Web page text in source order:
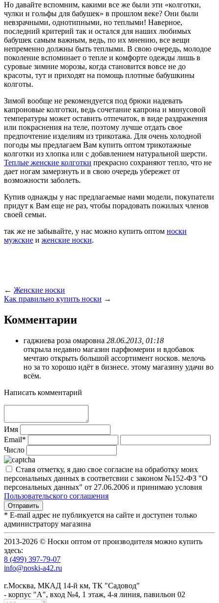
Но давайте вспомним, какими все же были эти «колготки,
чулки и гольфы для бабушек» в прошлом веке? Они были
невзрачными, однотипными, но теплыми! Наверное,
последний критерий так и остался для наших любимых
бабушек самым важным, ведь, по их мнению, все вещи
непременно должны быть теплыми. В свою очередь, молодое
поколение вспоминает о тепле и комфорте одежды лишь в
суровые зимние морозы, когда становится вовсе не до
красоты, тут и приходят на помощь плотные бабушкины
колготы.
Зимой вообще не рекомендуется под брюки надевать
капроновые колготки, ведь сочетание капрона и минусовой
температуры может оставить отпечаток, в виде раздражения
или покраснения на теле, поэтому лучше отдать свое
предпочтение изделиям из трикотажа. Для очень холодной
погоды мы предлагаем Вам купить оптом трикотажные
колготки из хлопка или с добавлением натуральной шерсти.
Теплые женские колготки прекрасно сохраняют тепло, что не
дает ногам замерзнуть и в свою очередь убережет от
возможности заболеть.
Купив однажды у нас предлагаемые нами модели, покупатели
придут к Вам еще не раз, чтобы порадовать пожилых членов
своей семьи.
так же не забывайте, у нас можно купить оптом носки
мужские и женские носки.
← Женские носки
Как правильно купить носки →
Комментарии
гаджиева роза омаровна 28.06.2013, 01:18
открыла недавно магазин парфюмерии и вдобавок
мечтаю открыть большой ассортимент носков. мелочь
но за то хорошо идёт в бизнесе. этому магазину удачи во
всём.
Написать комментарий
Имя
Email*
Число
Ставя отметку, я даю свое согласие на обработку моих
персональных данных в соответсвии с законом №152-ФЗ "О
персональных данных" от 27.06.2006 и принимаю условия
Пользовательского соглашения
* E-mail адрес не публикуется на сайте и доступен только
администратору магазина
2013-2026 © Носки оптом от производителя можно купить
здесь:
8 (499) 397-79-07
info@noski-a42.ru
г.Москва, МКАД 14-й км, ТК "Садовод"
- корпус "А", вход №4, 1 этаж, 4-я линия, павильон 02